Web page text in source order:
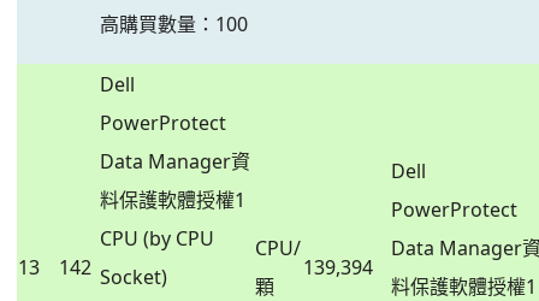
高購買數量：100
13 142
Dell
PowerProtect
Data Manager資
料保護軟體授權1
CPU (by CPU
Socket)
CPU/
顆
139,394
Dell
PowerProtect
Data Manager
料保護軟體授權1